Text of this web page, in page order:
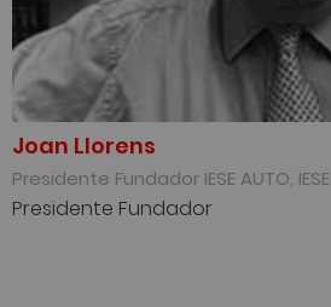
Joan Llorens
Presidente Fundador IESE AUTO, IESE
Presidente Fundador